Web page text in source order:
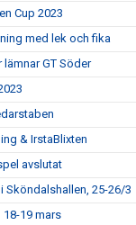
Cup 2023
med lek och fika
lämnar GT Söder
& IrstaBlixten
avslutat
Sköndalshallen, 25-26/3
18-19 mars